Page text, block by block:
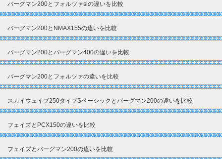
バーグマン200とフォルツァsiの違いを比較
バーグマン200とNMAX155の違いを比較
バーグマン200とバーグマン400の違いを比較
バーグマン200とフォルツァの違いを比較
スカイウェイブ250タイプSベーシックとバーグマン200の違いを比較
フェイズとPCX150の違いを比較
フェイズとバーグマン200の違いを比較